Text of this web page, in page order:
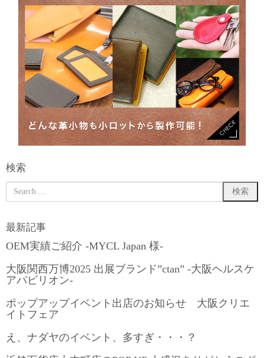
検索
最新記事
OEM実績ご紹介 -MYCL Japan 様-
大阪関西万博2025 出展ブランド”ctan” -大阪ヘルスケ
アパビリオン-
ポップアップイベント出店のお知らせ 大阪クリエ
イトフェア
え、ナダヤのイベント、多すぎ・・・？